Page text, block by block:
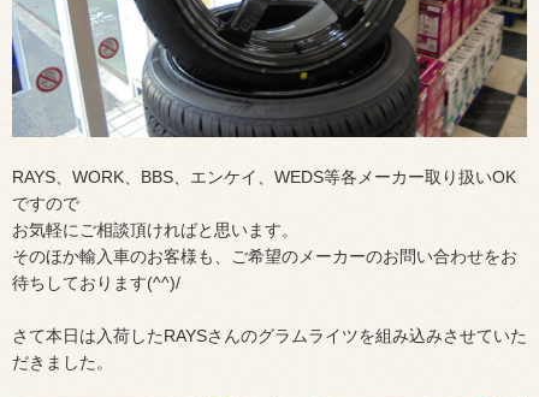
RAYS、WORK、BBS、エンケイ、WEDS等各メーカー取り扱いOK
ですので
お気軽にご相談頂ければと思います。
そのほか輸入車のお客様も、ご希望のメーカーのお問い合わせをお
待ちしております(^^)/
さて本日は入荷したRAYSさんのグラムライツを組み込みさせていた
だきました。